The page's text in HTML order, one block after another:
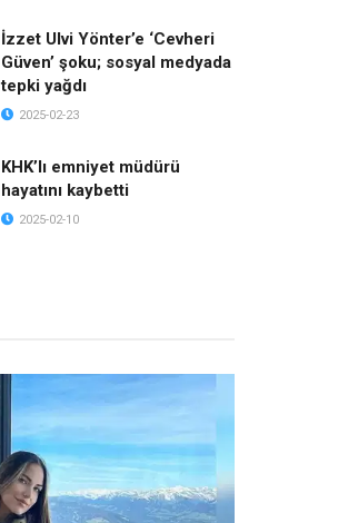
İzzet Ulvi Yönter’e ‘Cevheri
Güven’ şoku; sosyal medyada
tepki yağdı
2025-02-23
KHK’lı emniyet müdürü
hayatını kaybetti
2025-02-10